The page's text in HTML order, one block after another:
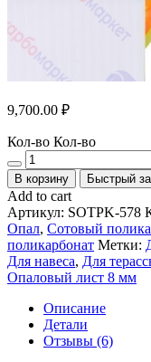
9,700.00 ₽
Кол-во Кол-во
В корзину Быстрый
Add to cart
Артикул: SOTPK-578
Опал, Сотовый
поликарбонат Метки:
Для навеса, Для
Опаловый лист 8 мм
Описание
Детали
Отзывы (6)